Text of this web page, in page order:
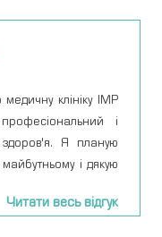
клініку IMP
і
здоров'я. Я планую
і дякую
Читати весь відгук